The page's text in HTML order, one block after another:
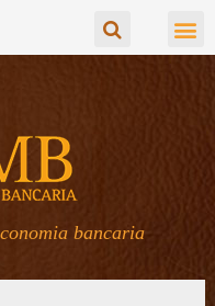
bancaria